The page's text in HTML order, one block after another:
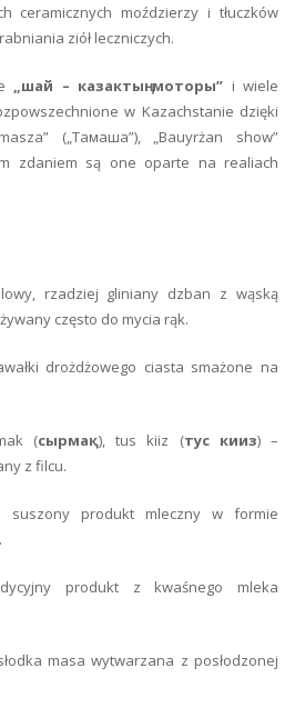
ceramicznych moździerzy i tłuczków
ziół leczniczych.
„шай – казактыӊ моторы” i wiele
w Kazachstanie dzięki
(„Тамаша”), „Bauyrżan show”
zdaniem są one oparte na realiach
rzadziej gliniany dzban z wąską
często do mycia rąk.
drożdżowego ciasta smażone na
(сырмақ), tus kiiz (тус кииз) –
z filcu.
suszony produkt mleczny w formie
produkt z kwaśnego mleka
masa wytwarzana z posłodzonej